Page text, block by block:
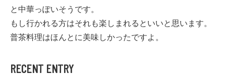
と中華っぽいそうです。
もし行かれる方はそれも楽しまれるといいと思います。
普茶料理はほんとに美味しかったですよ。
RECENT ENTRY